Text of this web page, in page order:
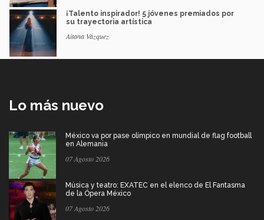
¡Talento inspirador! 5 jóvenes premiados por
su trayectoria artística
Aitana Vázquez
Lo más nuevo
México va por pase olímpico en mundial de flag football
en Alemania
07 Agosto 2026
Música y teatro: EXATEC en el elenco de El Fantasma
de la Ópera México
07 Agosto 2026